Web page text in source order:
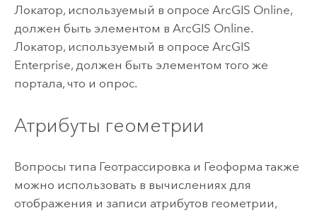
Локатор, используемый в опросе ArcGIS Online,
должен быть элементом в ArcGIS Online.
Локатор, используемый в опросе ArcGIS
Enterprise, должен быть элементом того же
портала, что и опрос.
Атрибуты геометрии
Вопросы типа Геотрассировка и Геоформа также
можно использовать в вычислениях для
отображения и записи атрибутов геометрии,